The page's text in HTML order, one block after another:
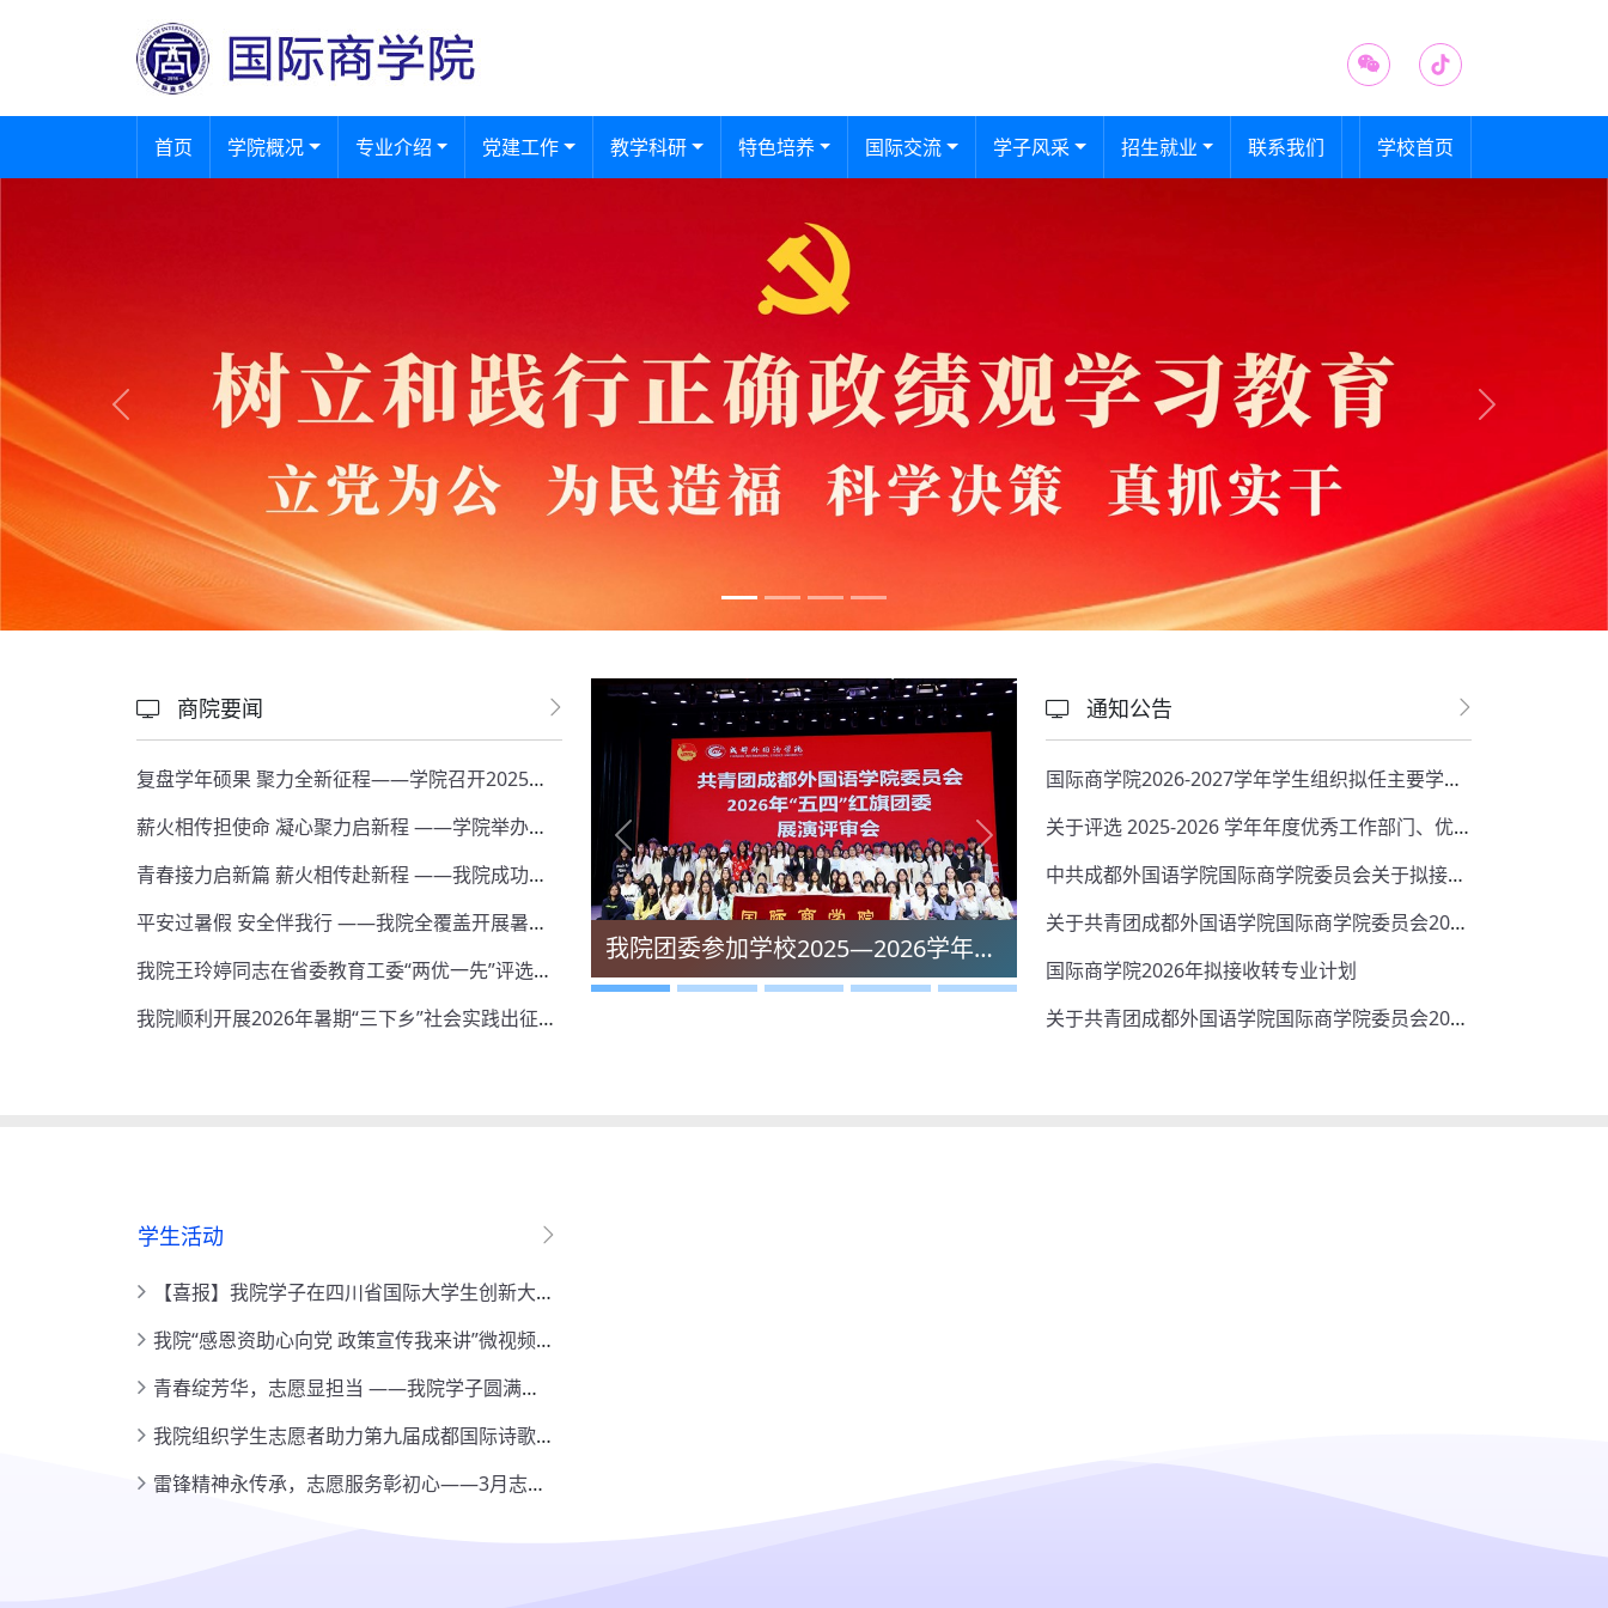
首页 (current)
学院概况 专业介绍 党建工作 教学科研 特色培养 国际交流 学子风采 招生就业 联系我们 学校首页
Previous Next
商院要闻
复盘学年硕果 聚力全新征程——学院召开2025—2026学年工作总结会
薪火相传担使命 凝心聚力启新程 ——学院举办学生组织新老干部见面会暨新任干部首次例会
青春接力启新篇 薪火相传赴新程 ——我院成功举行2026年学生组织总结表彰暨换任大会
平安过暑假 安全伴我行 ——我院全覆盖开展暑期安全教育班会
我院王玲婷同志在省委教育工委“两优一先”评选中获表彰
我院顺利开展2026年暑期“三下乡”社会实践出征仪式
我院团委参加学校2025—2026学年度“五四”红旗团委展演评审会
Previous Next
通知公告
国际商学院2026-2027学年学生组织拟任主要学生干部名单公示
关于评选 2025-2026 学年年度优秀工作部门、优秀个人的公示
中共成都外国语学院国际商学院委员会关于拟接收邓诗雨等29名同志为中共预备党员的公示
关于共青团成都外国语学院国际商学院委员会2026年上半年拟发展团员的公示
国际商学院2026年拟接收转专业计划
关于共青团成都外国语学院国际商学院委员会2026年5月团校培训班的公示
学生活动
【喜报】我院学子在四川省国际大学生创新大赛校级决赛斩获佳绩
我院“感恩资助心向党 政策宣传我来讲”微视频比赛圆满落幕
青春绽芳华，志愿显担当 ——我院学子圆满完成第114届全国糖酒商品交易会志愿服务工作
我院组织学生志愿者助力第九届成都国际诗歌周
雷锋精神永传承，志愿服务彰初心——3月志愿服务一览